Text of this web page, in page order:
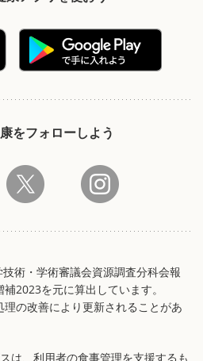
をフォローしよう
術・学術審議会資源調査分科会報
2023を元に算出しています。
の改善により更新されることがあ
は、利用者の食事管理を支援するも